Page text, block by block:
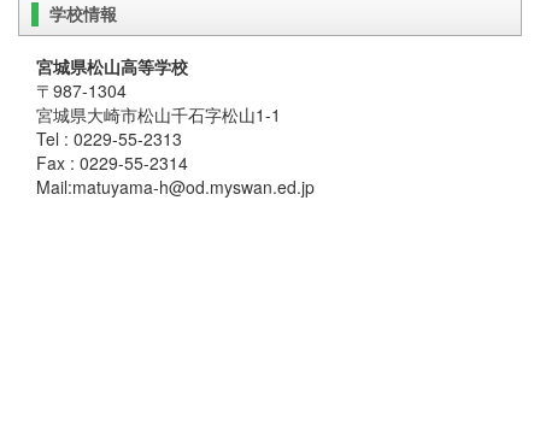
学校情報
宮城県松山高等学校
〒987-1304
宮城県大崎市松山千石字松山1-1
Tel : 0229-55-2313
Fax : 0229-55-2314
Mail:matuyama-h@od.myswan.ed.jp